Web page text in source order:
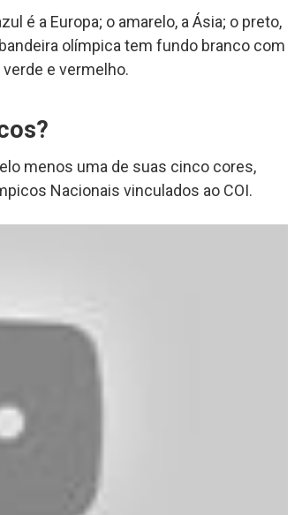
é a Europa; o amarelo, a Ásia; o preto,
olímpica tem fundo branco com
e vermelho.
menos uma de suas cinco cores,
Nacionais vinculados ao COI.